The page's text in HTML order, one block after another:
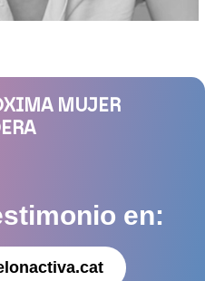
MUJER
en: